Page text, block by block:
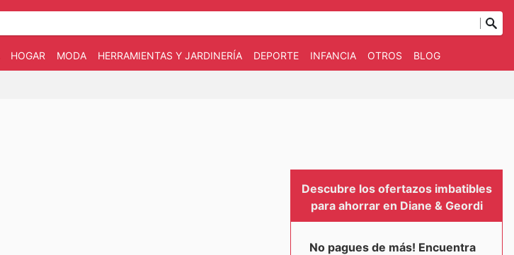
HOGAR MODA HERRAMIENTAS Y JARDINERÍA DEPORTE INFANCIA OTROS BLOG
Descubre los ofertazos imbatibles
para ahorrar en Diane & Geordi
No pagues de más! Encuentra